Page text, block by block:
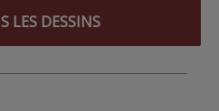
LES DESSINS